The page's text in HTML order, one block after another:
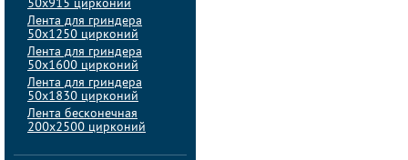
50х915 цирконий
Лента для гриндера
50х1250 цирконий
Лента для гриндера
50х1600 цирконий
Лента для гриндера
50x1830 цирконий
Лента бесконечная
200х2500 цирконий